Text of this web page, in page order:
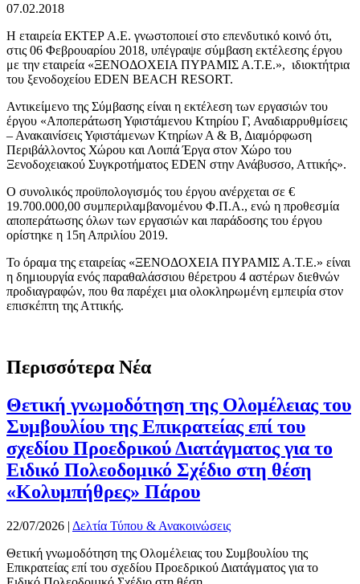
07.02.2018
Η εταιρεία ΕΚΤΕΡ Α.Ε. γνωστοποιεί στο επενδυτικό κοινό ότι,
στις 06 Φεβρουαρίου 2018, υπέγραψε σύμβαση εκτέλεσης έργου
με την εταιρεία «ΞΕΝΟΔΟΧΕΙΑ ΠΥΡΑΜΙΣ Α.Τ.Ε.», ιδιοκτήτρια
του ξενοδοχείου EDEN BEACH RESORT.
Αντικείμενο της Σύμβασης είναι η εκτέλεση των εργασιών του
έργου «Αποπεράτωση Υφιστάμενου Κτηρίου Γ, Αναδιαρρυθμίσεις
– Ανακαινίσεις Υφιστάμενων Κτηρίων Α & Β, Διαμόρφωση
Περιβάλλοντος Χώρου και Λοιπά Έργα στον Χώρο του
Ξενοδοχειακού Συγκροτήματος EDEN στην Ανάβυσσο, Αττικής».
Ο συνολικός προϋπολογισμός του έργου ανέρχεται σε €
19.700.000,00 συμπεριλαμβανομένου Φ.Π.Α., ενώ η προθεσμία
αποπεράτωσης όλων των εργασιών και παράδοσης του έργου
ορίστηκε η 15η Απριλίου 2019.
Το όραμα της εταιρείας «ΞΕΝΟΔΟΧΕΙΑ ΠΥΡΑΜΙΣ Α.Τ.Ε.» είναι
η δημιουργία ενός παραθαλάσσιου θέρετρου 4 αστέρων διεθνών
προδιαγραφών, που θα παρέχει μια ολοκληρωμένη εμπειρία στον
επισκέπτη της Αττικής.
Περισσότερα Νέα
Θετική γνωμοδότηση της Ολομέλειας του
Συμβουλίου της Επικρατείας επί του
σχεδίου Προεδρικού Διατάγματος για το
Ειδικό Πολεοδομικό Σχέδιο στη θέση
«Κολυμπήθρες» Πάρου
22/07/2026 | Δελτία Τύπου & Ανακοινώσεις
Θετική γνωμοδότηση της Ολομέλειας του Συμβουλίου της
Επικρατείας επί του σχεδίου Προεδρικού Διατάγματος για το